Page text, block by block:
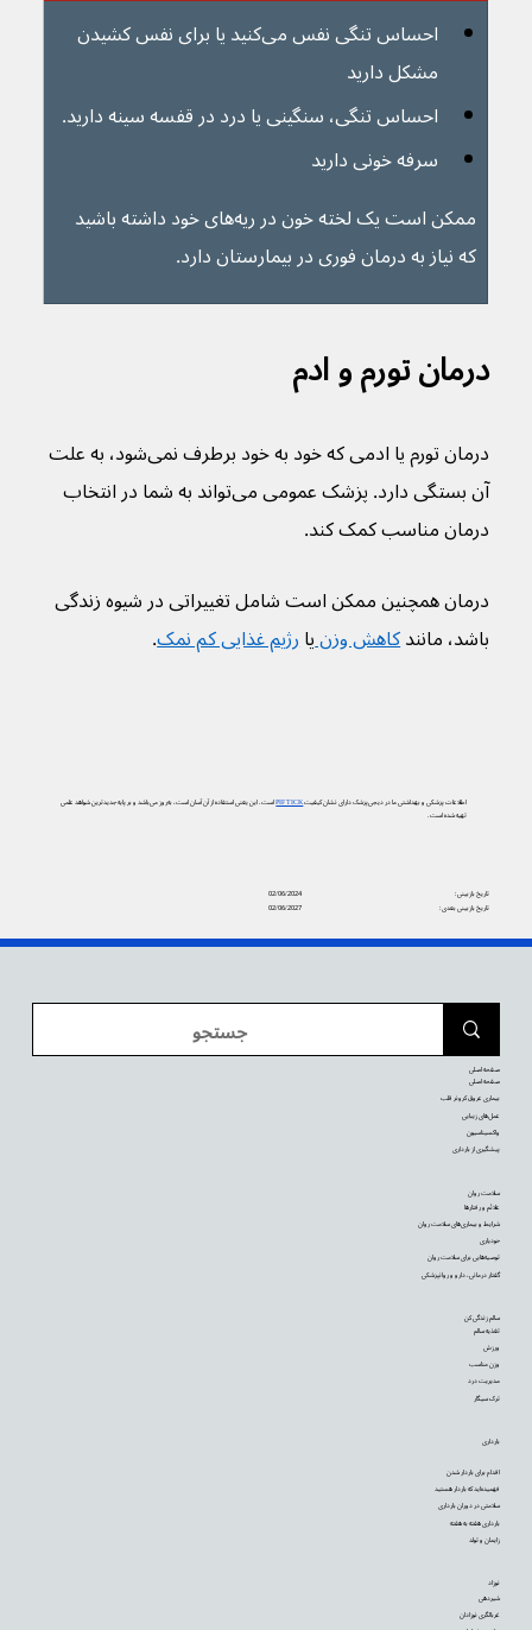
احساس تنگی نفس می‌کنید یا برای نفس کشیدن
مشکل دارید
احساس تنگی، سنگینی یا درد در قفسه سینه دارید.
سرفه خونی دارید
ممکن است یک لخته خون در ریه‌های خود داشته باشید
که نیاز به درمان فوری در بیمارستان دارد.
درمان تورم و ادم
درمان تورم یا ادمی که خود به خود برطرف نمی‌شود، به علت
آن بستگی دارد. پزشک عمومی می‌تواند به شما در انتخاب
درمان مناسب کمک کند.
درمان همچنین ممکن است شامل تغییراتی در شیوه زندگی
باشد، مانند کاهش وزن یا رژیم غذایی کم نمک.
اطلاعات پزشکی و بهداشتی ما در دیجی‌پزشک دارای نشان کیفیتPIF TICKاست. این یعنی استفاده از آن آسان است، به‌روز می‌باشد و بر پایه جدیدترین شواهد علمی
تهیه شده است.
02/06/2024
تاریخ بازبینی:
02/06/2027
تاریخ بازبینی بعدی:
نوزاد
شیردهی
غربالگری نوزادان
بارداری
اقدام برای باردار شدن
فهمیده‌اید که باردار هستید
سلامتی در دوران بارداری
بارداری هفته به هفته
زایمان و تولد
سالم زندگی کن
تغذیه سالم
ورزش
وزن مناسب
مدیریت درد
ترک سیگار
سلامت روان
علائم و رفتارها
شرایط و بیماری‌های سلامت روان
خودیاری
توصیه‌‌هایی برای سلامت روان
گفتار درمانی، دارو و روانپزشکی
صفحه اصلی
صفحه اصلی
بیماری عروق کرونر قلب
عمل‌های زیبایی
واکسیناسیون
پیشگیری از بارداری